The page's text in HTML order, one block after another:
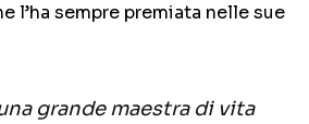
l’ha sempre premiata nelle sue
grande maestra di vita